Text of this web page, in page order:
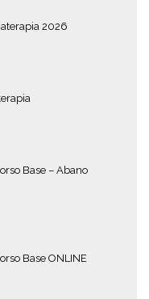
2026
Base – Abano
Base ONLINE